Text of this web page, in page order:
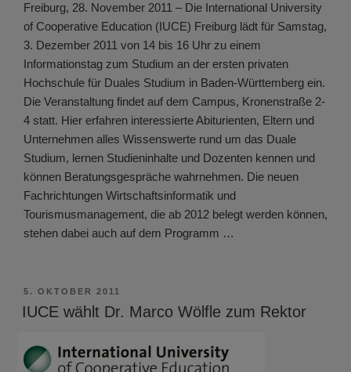
Freiburg, 28. November 2011 – Die International University
of Cooperative Education (IUCE) Freiburg lädt für Samstag,
3. Dezember 2011 von 14 bis 16 Uhr zu einem
Informationstag zum Studium an der ersten privaten
Hochschule für Duales Studium in Baden-Württemberg ein.
Die Veranstaltung findet auf dem Campus, Kronenstraße 2-
4 statt. Hier erfahren interessierte Abiturienten, Eltern und
Unternehmen alles Wissenswerte rund um das Duale
Studium, lernen Studieninhalte und Dozenten kennen und
können Beratungsgespräche wahrnehmen. Die neuen
Fachrichtungen Wirtschaftsinformatik und
Tourismusmanagement, die ab 2012 belegt werden können,
stehen dabei auch auf dem Programm …
VERÖFFENTLICHT
AM
5. OKTOBER 2011
IUCE wählt Dr. Marco Wölfle zum Rektor